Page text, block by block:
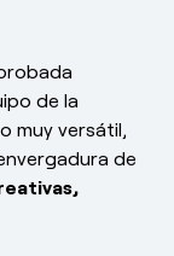
de la
muy versátil,
de